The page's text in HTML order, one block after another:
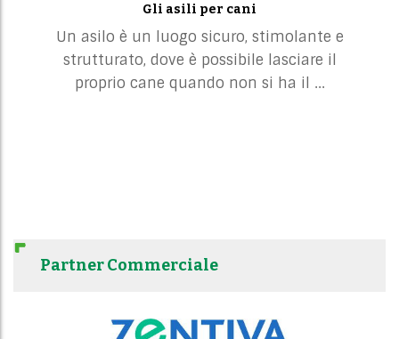
Gli asili per cani
Un asilo è un luogo sicuro, stimolante e
strutturato, dove è possibile lasciare il
proprio cane quando non si ha il ...
Partner Commerciale